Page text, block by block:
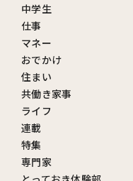
中学生
仕事
マネー
おでかけ
住まい
共働き家事
ライフ
連載
特集
専門家